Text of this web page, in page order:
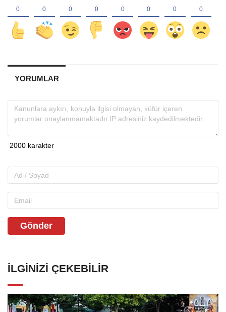
YORUMLAR
Gönder
İLGINIZI ÇEKEBILIR